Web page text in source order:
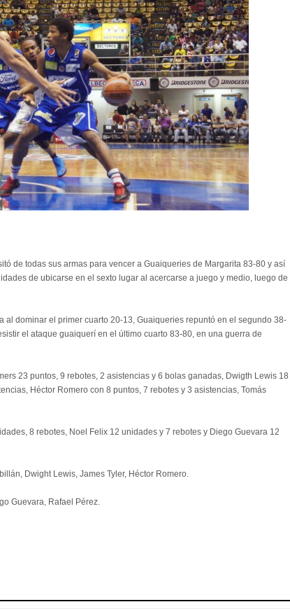
de todas sus armas para vencer a Guaiqueries de Margarita 83-80 y así
de ubicarse en el sexto lugar al acercarse a juego y medio, luego de
al dominar el primer cuarto 20-13, Guaiqueries repuntó en el segundo 38-
el ataque guaiquerí en el último cuarto 83-80, en una guerra de
23 puntos, 9 rebotes, 2 asistencias y 6 bolas ganadas, Dwigth Lewis 18
Héctor Romero con 8 puntos, 7 rebotes y 3 asistencias, Tomás
8 rebotes, Noel Felix 12 unidades y 7 rebotes y Diego Guevara 12
Dwight Lewis, James Tyler, Héctor Romero.
Guevara, Rafael Pérez.